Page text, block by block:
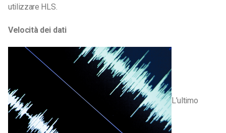
utilizzare HLS.
Velocità dei dati
L’ultimo